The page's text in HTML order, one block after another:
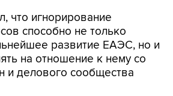
что игнорирование
способно не только
развитие ЕАЭС, но и
на отношение к нему со
и делового сообщества